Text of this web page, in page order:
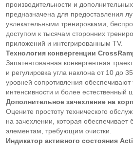
производительности и
предназначена для предоставления
увлекательными тренировками,
доступом к тысячам сторонних
приложений и интегрированным TV.
Технология конвергенции
Запатентованная конвергентная
и регулировка угла наклона от 10 до
уровней сопротивления обеспечивают
интенсивности и более естественный
Дополнительное зачехление на
Оцените простоту технического
на зачехлении, которая обеспечивает
элементам, требующим очистки.
Индикатор активного состояния